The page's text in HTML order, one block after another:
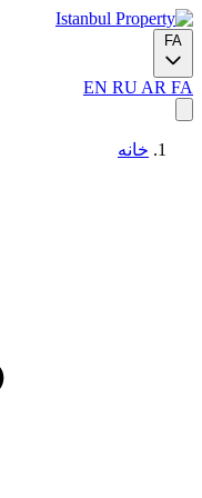
FA
EN RU AR FA
خانه